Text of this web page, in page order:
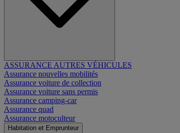
ASSURANCE AUTRES VÉHICULES
Assurance nouvelles mobilités
Assurance voiture de collection
Assurance voiture sans permis
Assurance camping-car
Assurance quad
Assurance motoculteur
Habitation et Emprunteur